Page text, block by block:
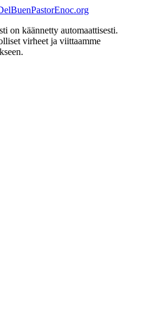
on käännetty automaattisesti.
virheet ja viittaamme